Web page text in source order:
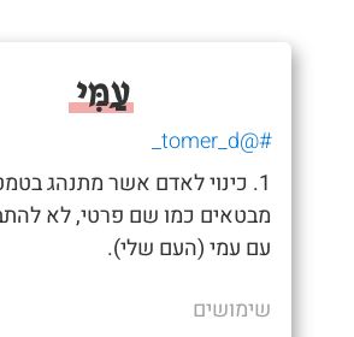
עַמִּי
#@tomer_d_
1. כינוי לאדם אשר מתנהג
מבטאים כמו שם פרטי, לא
עם עמי (העם שלי).
שימושים